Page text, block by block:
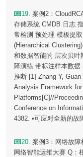
19. 案例2：
存储系统 CMDB 日志
常检测 预处理 模板提
(Hierarchical
和数据智能的 层次贝叶
障演练 带标注样本数
推断 [1] Zhang Y,
Analysis Framework
Platforms[C]//
Conference on
4382. •可应对全新的故
20. 案例3：网络故障
网络智能运维大赛 Q：